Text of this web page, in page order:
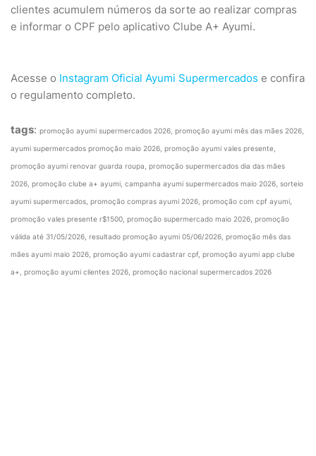
clientes acumulem números da sorte ao realizar compras
e informar o CPF pelo aplicativo Clube A+ Ayumi.
Acesse o Instagram Oficial Ayumi Supermercados e confira
o regulamento completo.
tags: promoção ayumi supermercados 2026, promoção ayumi mês das mães 2026,
ayumi supermercados promoção maio 2026, promoção ayumi vales presente,
promoção ayumi renovar guarda roupa, promoção supermercados dia das mães
2026, promoção clube a+ ayumi, campanha ayumi supermercados maio 2026, sorteio
ayumi supermercados, promoção compras ayumi 2026, promoção com cpf ayumi,
promoção vales presente r$1500, promoção supermercado maio 2026, promoção
válida até 31/05/2026, resultado promoção ayumi 05/06/2026, promoção mês das
mães ayumi maio 2026, promoção ayumi cadastrar cpf, promoção ayumi app clube
a+, promoção ayumi clientes 2026, promoção nacional supermercados 2026